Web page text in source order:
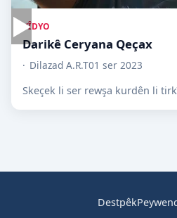
▶VÎDYO
Darikê Ceryana Qeçax
Dilazad A.R.T01 ser 2023
Skeçek li ser rewşa kurdên li
Destpêk